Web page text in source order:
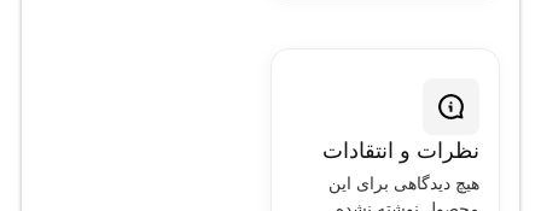
نظرات و انتقادات
هیچ دیدگاهی برای این